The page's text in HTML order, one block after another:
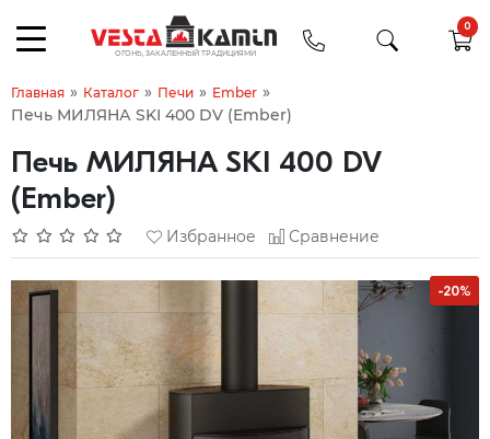
0
Главная » Каталог » Печи » Ember »
Печь МИЛЯНА SKI 400 DV (Ember)
Печь МИЛЯНА SKI 400 DV
(Ember)
Избранное Сравнение
-20%